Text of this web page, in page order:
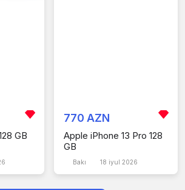
GB
770 AZN
Apple iPhone 13 Pro 128
GB
Bakı 18 iyul 2026